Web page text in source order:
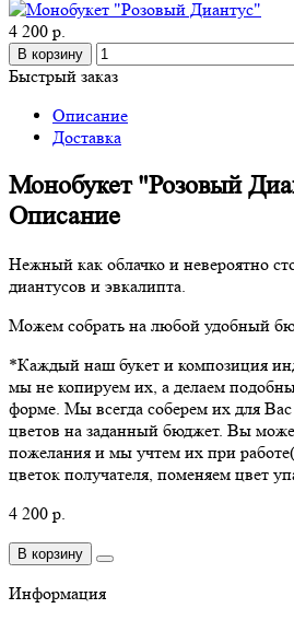
4 200 р.
В корзину
Быстрый заказ
Описание
Доставка
Монобукет "Розовый
Описание
Нежный как облачко и невероятно
диантусов и эвкалипта.
Можем собрать на любой удобный
*Каждый наш букет и композиция
мы не копируем их, а делаем
форме. Мы всегда соберем их для
цветов на заданный бюджет. Вы
пожелания и мы учтем их при
цветок получателя, поменяем цвет
4 200 р.
В корзину
Информация